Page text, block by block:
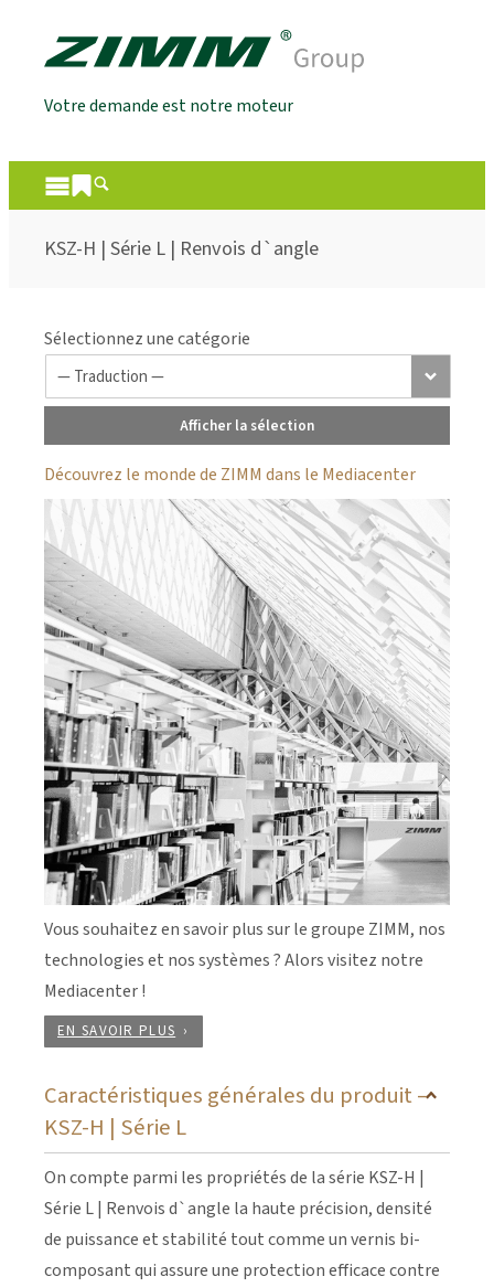
Votre demande est notre moteur
KSZ-H | Série L | Renvois d`angle
Sélectionnez une catégorie
Afficher la sélection
Découvrez le monde de ZIMM dans le Mediacenter
Vous souhaitez en savoir plus sur le groupe ZIMM, nos
technologies et nos systèmes ? Alors visitez notre
Mediacenter !
EN SAVOIR PLUS
Caractéristiques générales du produit –
KSZ-H | Série L
On compte parmi les propriétés de la série KSZ-H |
Série L | Renvois d`angle la haute précision, densité
de puissance et stabilité tout comme un vernis bi-
composant qui assure une protection efficace contre